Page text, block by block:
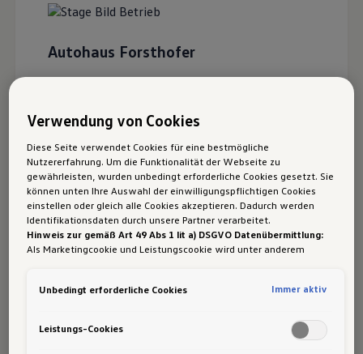
Autohaus Forsthofer
Service
Unfallspezialist
Online-Servicebuchung
Öffnungszeiten
Verwendung von Cookies
Diese Seite verwendet Cookies für eine bestmögliche
Nutzererfahrung. Um die Funktionalität der Webseite zu
gewährleisten, wurden unbedingt erforderliche Cookies gesetzt. Sie
können unten Ihre Auswahl der einwilligungspflichtigen Cookies
einstellen oder gleich alle Cookies akzeptieren. Dadurch werden
Identifikationsdaten durch unsere Partner verarbeitet.
Hinweis zur gemäß Art 49 Abs 1 lit a) DSGVO Datenübermittlung:
Als Marketingcookie und Leistungscookie wird unter anderem
Daten in die USA (insbesondere dort an die Google LLC) weitergibt.
Angemessenheitsbeschluss der Europäischen Kommission. Hieraus
Unbedingt erforderliche Cookies Immer aktiv
Leistungs-Cookies